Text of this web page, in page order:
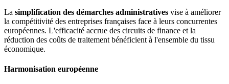
La simplification des démarches administratives vise à améliorer
la compétitivité des entreprises françaises face à leurs concurrentes
européennes. L'efficacité accrue des circuits de finance et la
réduction des coûts de traitement bénéficient à l'ensemble du tissu
économique.
Harmonisation européenne